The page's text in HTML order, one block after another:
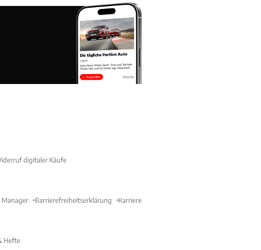
digitaler Käufe
Manager Barrierefreiheitserklärung Karriere
Hefte